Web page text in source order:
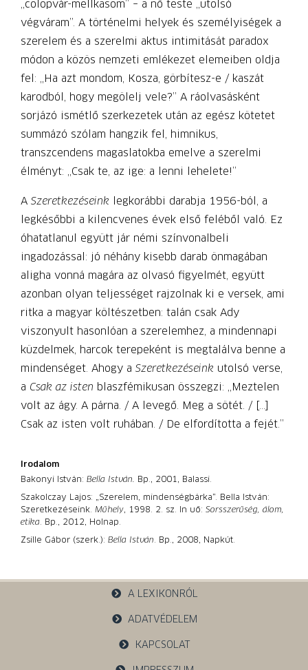
„cölöpvár-mellkasom” – a nő teste „utolsó
végváram”. A történelmi helyek és személyiségek a
szerelem és a szerelmi aktus intimitását paradox
módon a közös nemzeti emlékezet elemeiben oldja
fel: „Ha azt mondom, Kosza, görbítesz-e / kaszát
karodból, hogy megölelj vele?” A ráolvasásként
sorjázó ismétlő szerkezetek után az egész kötetet
summázó szólam hangzik fel, himnikus,
transzcendens magaslatokba emelve a szerelmi
élményt: „Csak te, az ige: a lenni lehelete!”
A Szeretkezéseink legkorábbi darabja 1956-ból, a
legkésőbbi a kilencvenes évek első feléből való. Ez
óhatatlanul együtt jár némi színvonalbeli
ingadozással: jó néhány kisebb darab önmagában
aligha vonná magára az olvasó figyelmét, együtt
azonban olyan teljességet rajzolnak ki e versek, ami
ritka a magyar költészetben: talán csak Ady
viszonyult hasonlóan a szerelemhez, a mindennapi
küzdelmek, harcok terepeként is megtalálva benne a
mindenséget. Ahogy a Szeretkezéseink utolsó verse,
a Csak az isten blaszfémikusan összegzi: „Meztelen
volt az ágy. A párna. / A levegő. Meg a sötét. / […]
Csak az isten volt ruhában. / De elfordította a fejét.”
Irodalom
Bakonyi István: Bella István. Bp., 2001, Balassi.
Szakolczay Lajos: „Szerelem, mindenségbárka”. Bella István:
Szeretkezéseink. Műhely, 1998. 2. sz. In uő: Sorsszerűség, álom,
etika. Bp., 2012, Holnap.
Zsille Gábor (szerk.): Bella István. Bp., 2008, Napkút.
A LEXIKONRÓL
ADATVÉDELEM
KAPCSOLAT